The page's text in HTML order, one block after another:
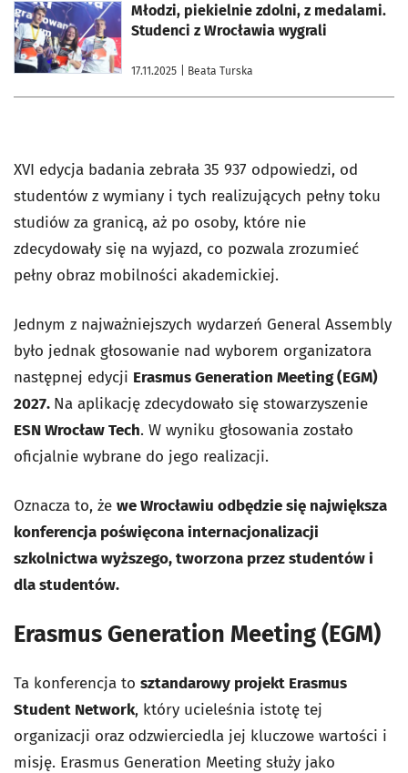
Młodzi, piekielnie zdolni, z medalami.
Studenci z Wrocławia wygrali
17.11.2025 | Beata Turska
otworzy się w nowej karcie
XVI edycja badania zebrała 35 937 odpowiedzi, od
studentów z wymiany i tych realizujących pełny toku
studiów za granicą, aż po osoby, które nie
zdecydowały się na wyjazd, co pozwala zrozumieć
pełny obraz mobilności akademickiej.
Jednym z najważniejszych wydarzeń General Assembly
było jednak głosowanie nad wyborem organizatora
następnej edycji Erasmus Generation Meeting (EGM)
2027. Na aplikację zdecydowało się stowarzyszenie
ESN Wrocław Tech. W wyniku głosowania zostało
oficjalnie wybrane do jego realizacji.
Oznacza to, że we Wrocławiu odbędzie się największa
konferencja poświęcona internacjonalizacji
szkolnictwa wyższego, tworzona przez studentów i
dla studentów.
Erasmus Generation Meeting (EGM)
Ta konferencja to sztandarowy projekt Erasmus
Student Network, który ucieleśnia istotę tej
organizacji oraz odzwierciedla jej kluczowe wartości i
misję. Erasmus Generation Meeting służy jako